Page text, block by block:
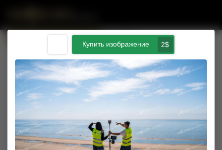
Купим ваши фото с Trimble
Купить изображение 2$
Публичная оферта